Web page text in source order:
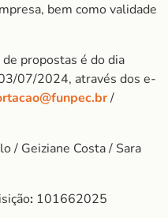
bem como validade
propostas é do dia
07/2024, através dos e-
/
/ Geiziane Costa / Sara
: 101662025